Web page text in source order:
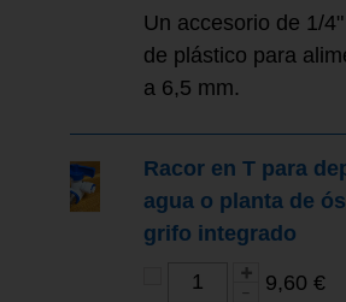
Un accesorio de 1/
de plástico para
a 6,5 mm.
Racor en T para
agua o planta de
grifo integrado
9,60 €